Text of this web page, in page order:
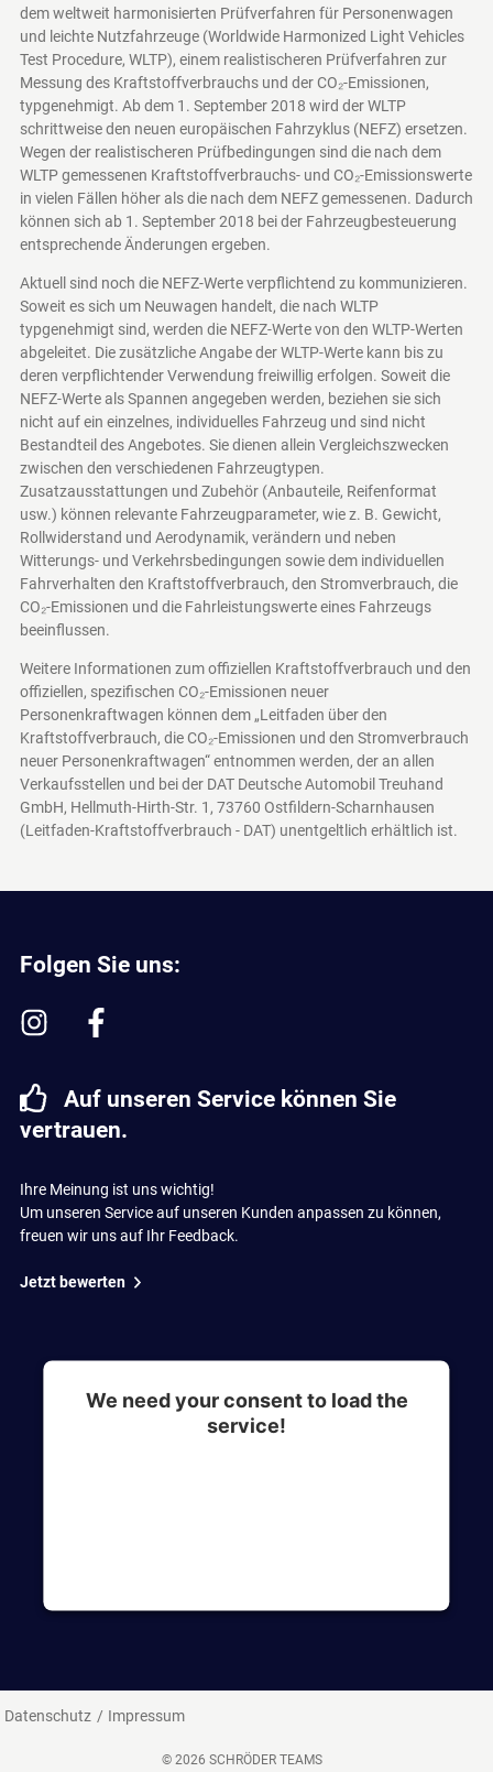
dem weltweit harmonisierten Prüfverfahren für Personenwagen
und leichte Nutzfahrzeuge (Worldwide Harmonized Light Vehicles
Test Procedure, WLTP), einem realistischeren Prüfverfahren zur
Messung des Kraftstoffverbrauchs und der CO₂-Emissionen,
typgenehmigt. Ab dem 1. September 2018 wird der WLTP
schrittweise den neuen europäischen Fahrzyklus (NEFZ) ersetzen.
Wegen der realistischeren Prüfbedingungen sind die nach dem
WLTP gemessenen Kraftstoffverbrauchs- und CO₂-Emissionswerte
in vielen Fällen höher als die nach dem NEFZ gemessenen. Dadurch
können sich ab 1. September 2018 bei der Fahrzeugbesteuerung
entsprechende Änderungen ergeben.
Aktuell sind noch die NEFZ-Werte verpflichtend zu kommunizieren.
Soweit es sich um Neuwagen handelt, die nach WLTP
typgenehmigt sind, werden die NEFZ-Werte von den WLTP-Werten
abgeleitet. Die zusätzliche Angabe der WLTP-Werte kann bis zu
deren verpflichtender Verwendung freiwillig erfolgen. Soweit die
NEFZ-Werte als Spannen angegeben werden, beziehen sie sich
nicht auf ein einzelnes, individuelles Fahrzeug und sind nicht
Bestandteil des Angebotes. Sie dienen allein Vergleichszwecken
zwischen den verschiedenen Fahrzeugtypen.
Zusatzausstattungen und Zubehör (Anbauteile, Reifenformat
usw.) können relevante Fahrzeugparameter, wie z. B. Gewicht,
Rollwiderstand und Aerodynamik, verändern und neben
Witterungs- und Verkehrsbedingungen sowie dem individuellen
Fahrverhalten den Kraftstoffverbrauch, den Stromverbrauch, die
CO₂-Emissionen und die Fahrleistungswerte eines Fahrzeugs
beeinflussen.
Weitere Informationen zum offiziellen Kraftstoffverbrauch und den
offiziellen, spezifischen CO₂-Emissionen neuer
Personenkraftwagen können dem „Leitfaden über den
Kraftstoffverbrauch, die CO₂-Emissionen und den Stromverbrauch
neuer Personenkraftwagen“ entnommen werden, der an allen
Verkaufsstellen und bei der DAT Deutsche Automobil Treuhand
GmbH, Hellmuth-Hirth-Str. 1, 73760 Ostfildern-Scharnhausen
(Leitfaden-Kraftstoffverbrauch - DAT) unentgeltlich erhältlich ist.
Folgen Sie uns:
Auf unseren Service können Sie
vertrauen.
Ihre Meinung ist uns wichtig!
Um unseren Service auf unseren Kunden anpassen zu können,
freuen wir uns auf Ihr Feedback.
Jetzt bewerten
We need your consent to load the
service!
Datenschutz Impressum
© 2026 SCHRÖDER TEAMS